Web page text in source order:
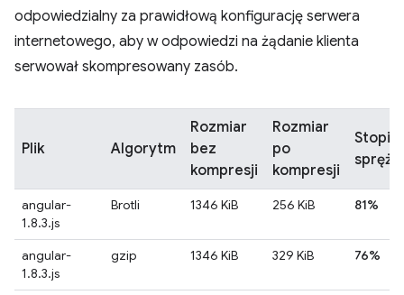
odpowiedzialny za prawidłową konfigurację serwera
internetowego, aby w odpowiedzi na żądanie klienta
serwował skompresowany zasób.
Plik Algorytm
Rozmiar
bez
kompresji
Rozmiar
po
kompresji
angular-
1.8.3.js
Brotli 1346 KiB 256 KiB 81%
angular-
1.8.3.js
gzip 1346 KiB 329 KiB 76%